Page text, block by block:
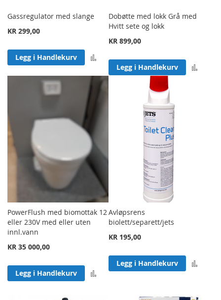
Gassregulator med slange
KR 299,00
Legg i Handlekurv
Dobøtte med lokk Grå med
Hvitt sete og lokk
KR 899,00
Legg i Handlekurv
PowerFlush med biomottak 12
eller 230V med eller uten
innl.vann
KR 35 000,00
Legg i Handlekurv Legg til sammenligning
Avløpsrens
biolett/separett/jets
KR 195,00
Legg i Handlekurv